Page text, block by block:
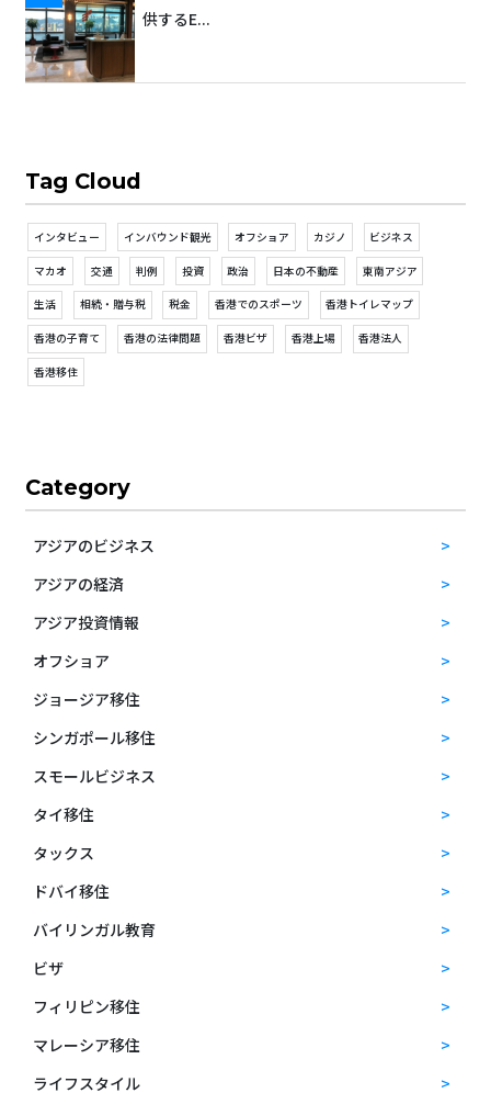
供するE...
Tag Cloud
インタビュー インバウンド観光 オフショア カジノ ビジネス
マカオ 交通 判例 投資 政治 日本の不動産 東南アジア
生活 相続・贈与税 税金 香港でのスポーツ 香港トイレマップ
香港の子育て 香港の法律問題 香港ビザ 香港上場 香港法人
香港移住
Category
アジアのビジネス
アジアの経済
アジア投資情報
オフショア
ジョージア移住
シンガポール移住
スモールビジネス
タイ移住
タックス
ドバイ移住
バイリンガル教育
ビザ
フィリピン移住
マレーシア移住
ライフスタイル